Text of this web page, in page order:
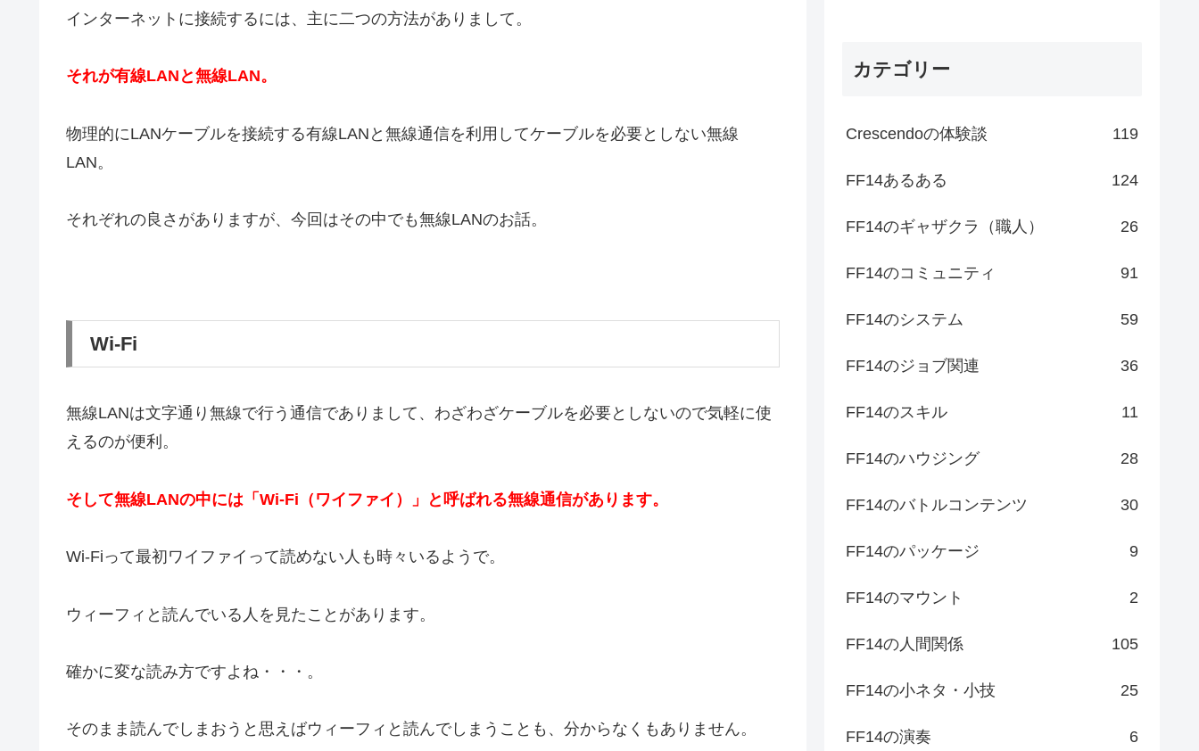
インターネットに接続するには、主に二つの方法がありまして。
それが有線LANと無線LAN。
物理的にLANケーブルを接続する有線LANと無線通信を利用してケーブルを必要としない無線
LAN。
それぞれの良さがありますが、今回はその中でも無線LANのお話。
Wi-Fi
無線LANは文字通り無線で行う通信でありまして、わざわざケーブルを必要としないので気軽に使
えるのが便利。
そして無線LANの中には「Wi-Fi（ワイファイ）」と呼ばれる無線通信があります。
Wi-Fiって最初ワイファイって読めない人も時々いるようで。
ウィーフィと読んでいる人を見たことがあります。
確かに変な読み方ですよね・・・。
そのまま読んでしまおうと思えばウィーフィと読んでしまうことも、分からなくもありません。
カテゴリー
Crescendoの体験談 119
FF14あるある 124
FF14のギャザクラ（職人） 26
FF14のコミュニティ 91
FF14のシステム 59
FF14のジョブ関連 36
FF14のスキル 11
FF14のハウジング 28
FF14のバトルコンテンツ 30
FF14のパッケージ 9
FF14のマウント 2
FF14の人間関係 105
FF14の小ネタ・小技 25
FF14の演奏 6